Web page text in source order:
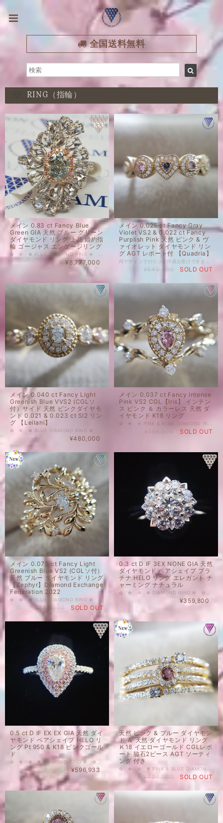
全国送料無料
RING（指輪）
メイン 0.83 ct Fancy Blue
Green GIA 天然 ブルー グリーン
ダイヤモンド リング 上品 婚約指
輪 ゴージャス エンゲージリング
¥8,777,000
メイン 0.025 ct Fancy Gray
Violet VS2 & 0.022 ct Fancy
Purplish Pink 天然 ピンク & ヴ
ァイオレット ダイヤモンド リン
グ AGT レポート付 【Quadria】
¥540,800 SOLD OUT
メイン 0.040 ct Fancy Light
Greenish Blue VVS2 (CGLソ
付）サイド 天然 ピンクダイヤモ
ンド 0.021 & 0.023 ct SI2 リン
グ 【Leilani】
¥480,000
メイン 0.037 ct Fancy Intense
Pink VS2 CGL【Iris】 インテン
ス ピンク ＆ カラーレス 天然 ダ
イヤモンド K18 リング
¥298,000 SOLD OUT
メイン 0.073 ct Fancy Light
Greenish Blue VS2 (CGLソ付）
天然 ブルー ダイヤモンド リング
【Zephyr】Diamond Exchange
Federation 2022
¥313,000 SOLD OUT
0.3 ct D IF 3EX NONE GIA 天然
ダイヤモンド ペアシェイプ プラ
チナ HELO リング エレガント チ
ャーミング ナチュラル
¥359,800
0.5 ct D IF EX EX GIA 天然 ダイ
ヤモンド ペアシェイプ HELO リ
ング Pt 950 & K18 ピンクゴール
ド
✿ ✤ ✼ ✽ DIAMOND RING ❁ ✿ ✤ ✼ 0.5 ct D IF EX EX GIA 天然 ダイヤモンド ペアシェイプ HELO リング Pt 950 & K18 ピンクゴールド 受注生産品 ご希望のサイズでおつくり致します。 納期 4-6週程度 同デザイン、メインルースや地金を変更してのリングの製作も可能です。ご希望の場合は、お気軽にお問合せ下さいませ。 ※ 私どもで扱うダイヤモンドはすべて新品です。 ※ 画像は、商品・グレーディングレポートともに、サンプルではなく当該商品の画像です。本来の色に近くなるように撮影しておりますが、お使いのモニターによって色合いが異なる場合がございます。予めご了承の上でのご購入をお願いいたします。 ＃指輪 ＃18金 ＃プラチナ ＃天然ダイヤモンド ＃ピンクダイヤモンド ＃Fancy ＃カラーダイヤモンド ＃DIAMONDEXCHANGEFEDERATION
¥596,933
天然 ピンク & ブルー ダイヤモン
ド ＆ 天然 ダイヤモンド リング
Ｋ18 イエローゴールド CGLレポ
ート 脇石2ピース AGT ソーティ
ング 付き
¥438,000 SOLD OUT